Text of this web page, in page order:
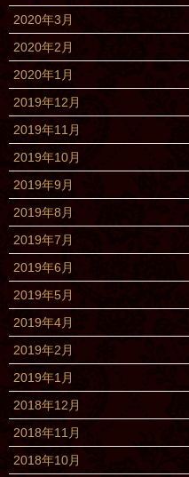
2020年3月
2020年2月
2020年1月
2019年12月
2019年11月
2019年10月
2019年9月
2019年8月
2019年7月
2019年6月
2019年5月
2019年4月
2019年2月
2019年1月
2018年12月
2018年11月
2018年10月